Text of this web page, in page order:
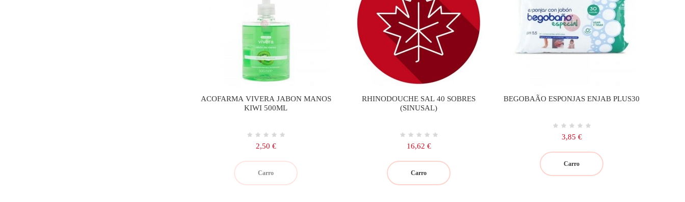
ACOFARMA VIVERA JABON MANOS
KIWI 500ML
Precio
2,50 €
Carro
RHINODOUCHE SAL 40 SOBRES
(SINUSAL)
Precio
16,62 €
Carro
BEGOBAÃO ESPONJAS ENJAB PLUS30
Precio
3,85 €
Carro